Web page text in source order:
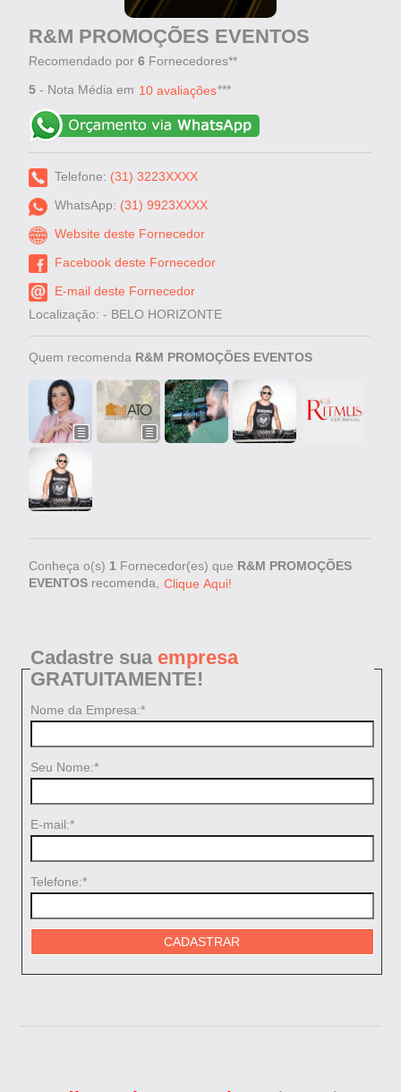
R&M PROMOÇÕES EVENTOS
Recomendado por6 Fornecedores**
5 - Nota Média em 10 avaliações***
Telefone: (31) 3223XXXX
WhatsApp: (31) 9923XXXX
Website deste Fornecedor
Facebook deste Fornecedor
E-mail deste Fornecedor
Localização: - BELO HORIZONTE
Quem recomenda R&M PROMOÇÕES EVENTOS
Conheça o(s) 1 Fornecedor(es) que R&M PROMOÇÕES
EVENTOS recomenda, Clique Aqui!
Cadastre sua empresa
GRATUITAMENTE!
Nome da Empresa:*
Seu Nome:*
E-mail:*
Telefone:*